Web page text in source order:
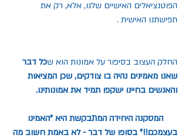
הפוטנציאלים האישיים שלנו, אלא, רק את
תפישתנו האישית .
החלק העצוב בסיפור על אמונות הוא שכל דבר
שאנו מאמינים נהיה בו צודקים, שכן המציאות
והאנשים בחיינו ישקפו תמיד את אמונותינו.
המסקנה היחידה המתבקשת היא "האמינו
בעצמכם!!" בסופו של דבר - לא באמת חשוב מה